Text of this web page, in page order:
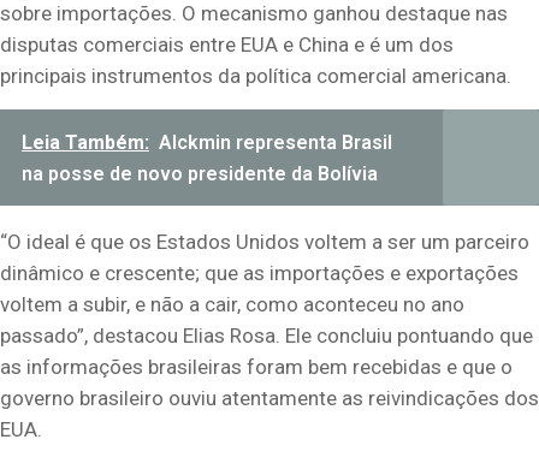
sobre importações. O mecanismo ganhou destaque nas
disputas comerciais entre EUA e China e é um dos
principais instrumentos da política comercial americana.
Leia Também: Alckmin representa Brasil
na posse de novo presidente da Bolívia
“O ideal é que os Estados Unidos voltem a ser um parceiro
dinâmico e crescente; que as importações e exportações
voltem a subir, e não a cair, como aconteceu no ano
passado”, destacou Elias Rosa. Ele concluiu pontuando que
as informações brasileiras foram bem recebidas e que o
governo brasileiro ouviu atentamente as reivindicações dos
EUA.